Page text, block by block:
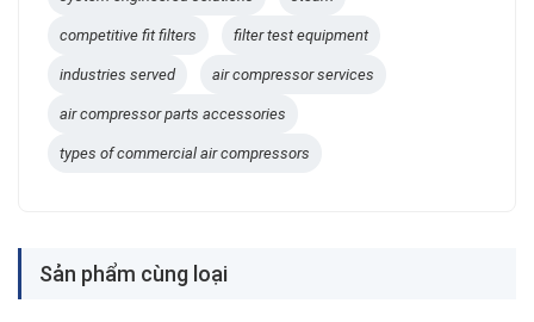
competitive fit filters filter test equipment
industries served air compressor services
air compressor parts accessories
types of commercial air compressors
Sản phẩm cùng loại